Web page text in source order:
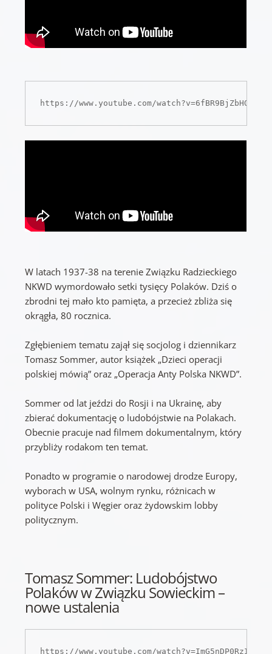
https://www.youtube.com/watch?v=6fBR9BjZbHQ
W latach 1937-38 na terenie Związku Radzieckiego
NKWD wymordowało setki tysięcy Polaków. Dziś o
zbrodni tej mało kto pamięta, a przecież zbliża się
okrągła, 80 rocznica.
Zgłębieniem tematu zajął się socjolog i dziennikarz
Tomasz Sommer, autor książek „Dzieci operacji
polskiej mówią” oraz „Operacja Anty Polska NKWD”.
Sommer od lat jeździ do Rosji i na Ukrainę, aby
zbierać dokumentację o ludobójstwie na Polakach.
Obecnie pracuje nad filmem dokumentalnym, który
przybliży rodakom ten temat.
Ponadto w programie o narodowej drodze Europy,
wyborach w USA, wolnym rynku, różnicach w
polityce Polski i Węgier oraz żydowskim lobby
politycznym.
Tomasz Sommer: Ludobójstwo
Polaków w Związku Sowieckim –
nowe ustalenia
https://www.youtube.com/watch?v=ImG5nDP0RzI